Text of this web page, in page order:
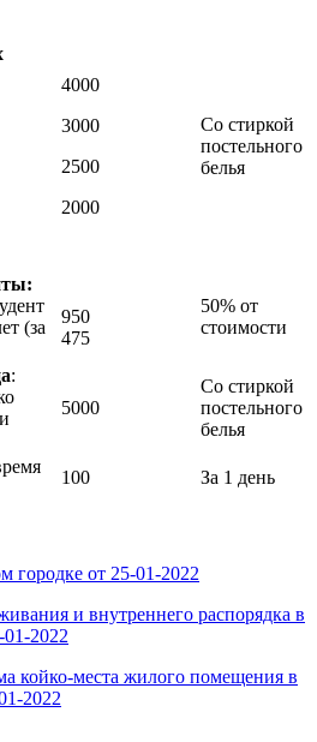
4000
3000
2500
2000
Со стиркой
постельного
белья
(за
950
475
50% от
стоимости
:
5000
Со стиркой
постельного
белья
100 За 1 день
городке от 25-01-2022
и внутреннего распорядка в
2022
койко-места жилого помещения в
2022